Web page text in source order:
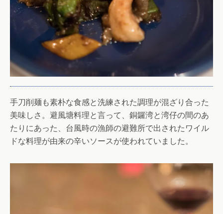
手刀削麺も素朴な食感と洗練された調理が混ざり合った
美味しさ。避風塘料理と言って、銅鑼湾と湾仔の間のあ
たりにあった、台風時の漁師の避難所で出されたワイル
ドな料理が由来の辛いソースが使われていました。